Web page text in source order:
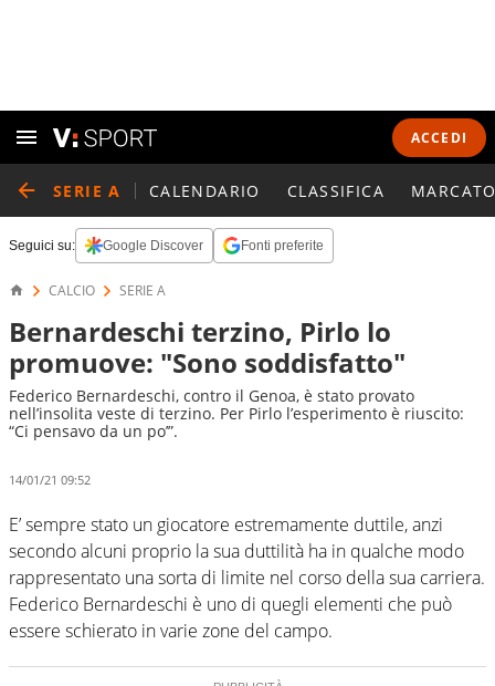
ACCEDI
SERIE A CALENDARIO CLASSIFICA
Seguici su: Google Discover Fonti preferite
CALCIO SERIE A
Bernardeschi terzino, Pirlo lo
promuove: "Sono soddisfatto"
Federico Bernardeschi, contro il Genoa, è stato provato
nell’insolita veste di terzino. Per Pirlo l’esperimento è riuscito:
“Ci pensavo da un po’”.
14/01/21 09:52
E’ sempre stato un giocatore estremamente duttile, anzi
secondo alcuni proprio la sua duttilità ha in qualche modo
rappresentato una sorta di limite nel corso della sua carriera.
Federico Bernardeschi è uno di quegli elementi che può
essere schierato in varie zone del campo.